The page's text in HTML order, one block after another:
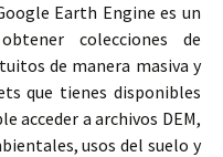
Earth Engine es un
colecciones de
de manera masiva y
que tienes disponibles
acceder a archivos DEM,
usos del suelo y